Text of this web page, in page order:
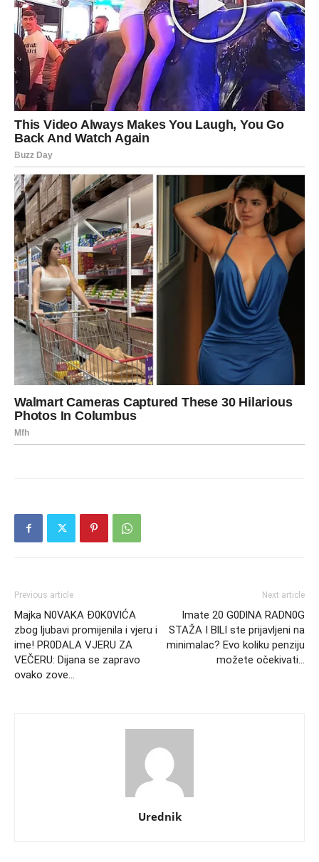
Previous article
Majka N0VAKA Đ0K0VlĆA
zbog ljubavi promijenila i vjeru i
ime! PR0DALA VJERU ZA
VEČERU: Dijana se zapravo
ovako zove…
Next article
Imate 20 G0DlNA RADN0G
STAŽA I BlLl ste prijavljeni na
minimalac? Evo koliku penziju
možete očekivati…
Urednik